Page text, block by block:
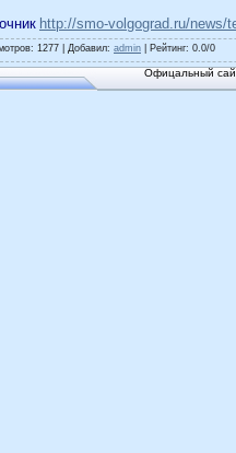
http://smo-volgograd.ru/news/
: 1277 | Добавил: admin Рейтинг: 0.0/0
Офицальный